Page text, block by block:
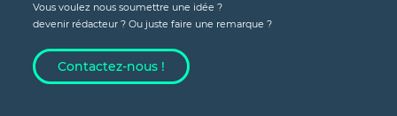
Vous voulez nous soumettre une idée ?
devenir rédacteur ? Ou juste faire une remarque ?
Contactez-nous !